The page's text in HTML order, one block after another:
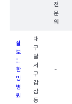
전
문
의
잘
보
는
한
방
병
원
대
구
달
서
구
감
삼
동
-